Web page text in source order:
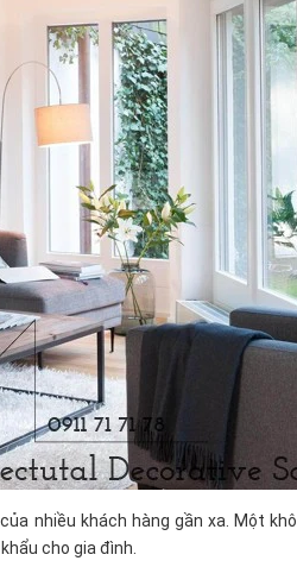
nhiều khách hàng gần xa. Một
cho gia đình.